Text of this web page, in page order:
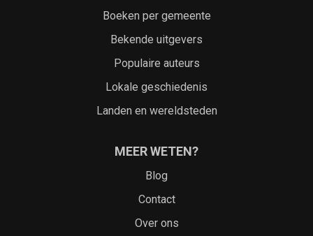
Boeken per gemeente
Bekende uitgevers
Populaire auteurs
Lokale geschiedenis
Landen en wereldsteden
MEER WETEN?
Blog
Contact
Over ons